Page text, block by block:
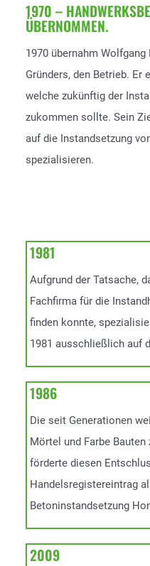
1970 –
ÜBERNOMMEN.
1970 übernahm
Gründers, den Betrieb. Er
welche zukünftig der
zukommen sollte. Sein
auf die Instandsetzung
spezialisieren.
1981
Aufgrund der Tatsache,
Fachfirma für die
finden konnte,
1981 ausschließlich auf
1986
Die seit Generationen
Mörtel und Farbe
förderte diesen
Handelsregistereintrag
Betoninstandsetzung
2009